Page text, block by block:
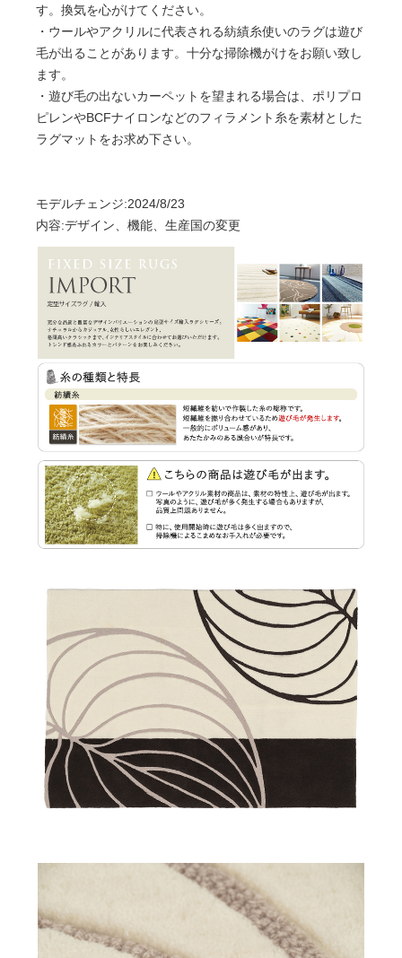
す。換気を心がけてください。
・ウールやアクリルに代表される紡績糸使いのラグは遊び
毛が出ることがあります。十分な掃除機がけをお願い致し
ます。
・遊び毛の出ないカーペットを望まれる場合は、ポリプロ
ピレンやBCFナイロンなどのフィラメント糸を素材とした
ラグマットをお求め下さい。
モデルチェンジ:2024/8/23
内容:デザイン、機能、生産国の変更